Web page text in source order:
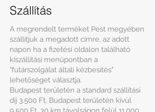
Szállítás
A megrendelt terméket Pest megyében
szállítjuk a megadott címre, az adott
napon ha a fizetési oldalon található
kiszállítási menüpontban a
"futárszolgálat általi kézbesítés"
lehetőséget választja.
Budapest területén a standard szállítási
díj 3.500 Ft, Budapest területén kívül